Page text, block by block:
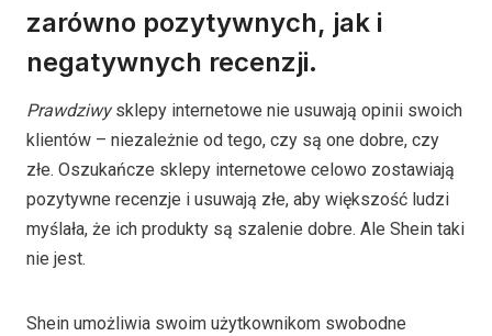
zarówno pozytywnych, jak i
negatywnych recenzji.
Prawdziwysklepy internetowe nie usuwają opinii swoich
klientów – niezależnie od tego, czy są one dobre, czy
złe. Oszukańcze sklepy internetowe celowo zostawiają
pozytywne recenzje i usuwają złe, aby większość ludzi
myślała, że ich produkty są szalenie dobre. Ale Shein taki
nie jest.
Shein umożliwia swoim użytkownikom swobodne